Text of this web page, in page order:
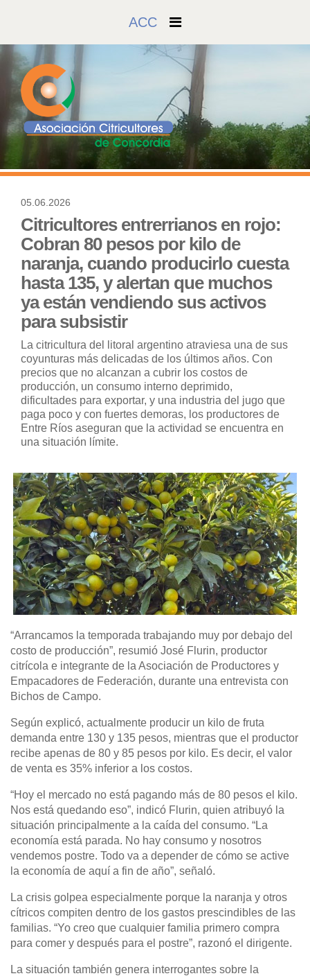
ACC
05.06.2026
Citricultores entrerrianos en rojo:
Cobran 80 pesos por kilo de
naranja, cuando producirlo cuesta
hasta 135, y alertan que muchos
ya están vendiendo sus activos
para subsistir
La citricultura del litoral argentino atraviesa una de sus
coyunturas más delicadas de los últimos años. Con
precios que no alcanzan a cubrir los costos de
producción, un consumo interno deprimido,
dificultades para exportar, y una industria del jugo que
paga poco y con fuertes demoras, los productores de
Entre Ríos aseguran que la actividad se encuentra en
una situación límite.
“Arrancamos la temporada trabajando muy por debajo del
costo de producción”, resumió José Flurin, productor
citrícola e integrante de la Asociación de Productores y
Empacadores de Federación, durante una entrevista con
Bichos de Campo.
Según explicó, actualmente producir un kilo de fruta
demanda entre 130 y 135 pesos, mientras que el productor
recibe apenas de 80 y 85 pesos por kilo. Es decir, el valor
de venta es 35% inferior a los costos.
“Hoy el mercado no está pagando más de 80 pesos el kilo.
Nos está quedando eso”, indicó Flurin, quien atribuyó la
situación principalmente a la caída del consumo. “La
economía está parada. No hay consumo y nosotros
vendemos postre. Todo va a depender de cómo se active
la economía de aquí a fin de año”, señaló.
La crisis golpea especialmente porque la naranja y otros
cítricos compiten dentro de los gastos prescindibles de las
familias. “Yo creo que cualquier familia primero compra
para comer y después para el postre”, razonó el dirigente.
La situación también genera interrogantes sobre la